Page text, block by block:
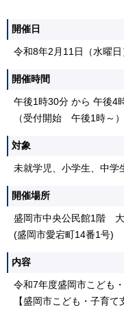
開催日
令和8年2月11日（水曜日
開催時間
午後1時30分 から 午後4
（受付開始 午後1時～）
対象
未就学児、小学生、中学
開催場所
盛岡市中央公民館1階
(盛岡市愛宕町14番1号)
内容
令和7年度盛岡市こども
【盛岡市こども・子育て